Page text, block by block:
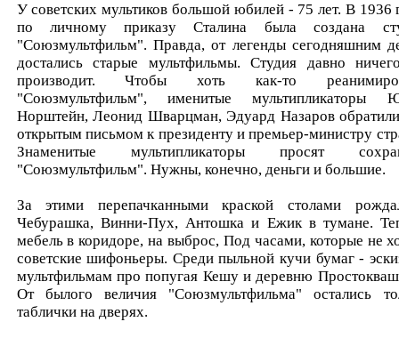
У советских мультиков большой юбилей - 75 лет. В 1936
по личному приказу Сталина была создана
"Союзмультфильм". Правда, от легенды сегодняшним
достались старые мультфильмы. Студия давно
производит. Чтобы хоть как-то
"Союзмультфильм", именитые мультипликаторы
Норштейн, Леонид Шварцман, Эдуард Назаров
открытым письмом к президенту и премьер-министру
Знаменитые мультипликаторы просят
"Союзмультфильм". Нужны, конечно, деньги и большие.
За этими перепачканными краской столами
Чебурашка, Винни-Пух, Антошка и Ежик в тумане.
мебель в коридоре, на выброс, Под часами, которые не
советские шифоньеры. Среди пыльной кучи бумаг -
мультфильмам про попугая Кешу и деревню
От былого величия "Союзмультфильма" остались
таблички на дверях.